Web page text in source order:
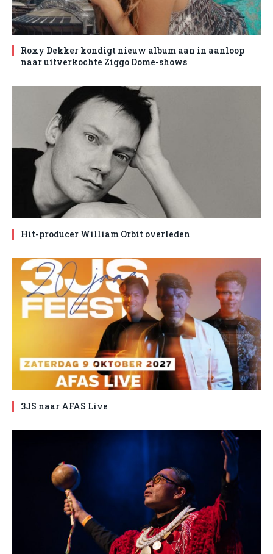
Roxy Dekker kondigt nieuw album aan in aanloop
naar uitverkochte Ziggo Dome-shows
Hit-producer William Orbit overleden
3JS naar AFAS Live